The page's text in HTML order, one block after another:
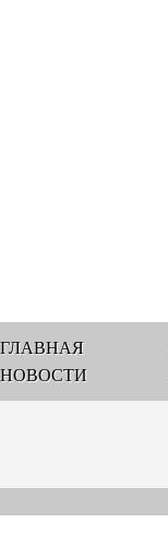
ГЛАВНАЯ
НОВОСТИ